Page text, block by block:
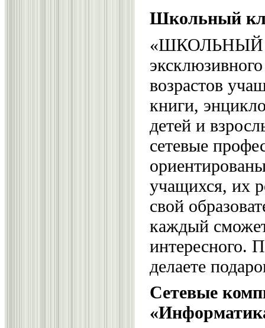
Школьный
«ШКОЛЬНЫЙ
возрастов
книги,
детей и
сетевые
учащихся, их
свой
каждый
интересного.
делаете
Сетевые